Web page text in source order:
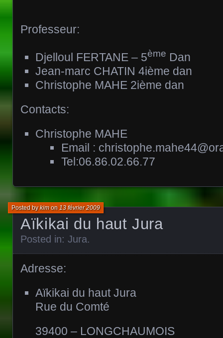
Professeur:
Djelloul FERTANE – 5ème Dan
Jean-marc CHATIN 4ième dan
Christophe MAHE 2ième dan
Contacts:
Christophe MAHE
Email :
Tel:06.86.02.66.77
Aïkikai du haut Jura
Posted bykimon13 février 2009
Posted in: Jura.
Adresse:
Aïkikai du haut Jura
Rue du Comté
39400 – LONGCHAUMOIS